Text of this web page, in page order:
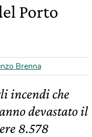
Porto
Brenna
incendi che
devastato il
8.578